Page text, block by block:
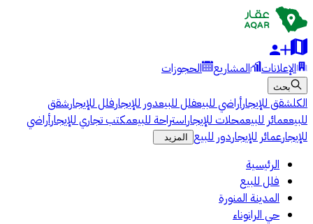
الإعلانات المشاريع الحجوزات
بحث
الكلشقق للإيجارأراضي للبيعفلل للبيعدور للإيجارفلل للإيجارشقق
للبيععمائر للبيعمحلات للإيجاراستراحة للبيعمكتب تجاري للإيجارأراضي
للإيجارعمائر للإيجاردور للبيع المزيد
الرئيسية
فلل للبيع
المدينة المنورة
حي الرانوناء